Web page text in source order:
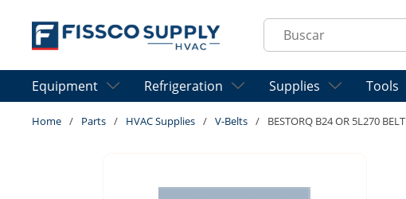
Skip to main content
Site Search
Equipment Refrigeration Supplies Tools
Home / Parts / HVAC Supplies / V-Belts / BESTORQ B24 OR 5L270 BELT